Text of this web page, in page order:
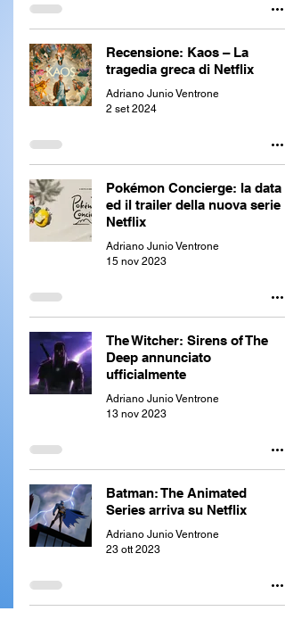
Recensione: Kaos – La
tragedia greca di Netflix
Adriano Junio Ventrone
2 set 2024
Pokémon Concierge: la data
ed il trailer della nuova serie
Netflix
Adriano Junio Ventrone
15 nov 2023
The Witcher: Sirens of The
Deep annunciato
ufficialmente
Adriano Junio Ventrone
13 nov 2023
Batman: The Animated
Series arriva su Netflix
Adriano Junio Ventrone
23 ott 2023